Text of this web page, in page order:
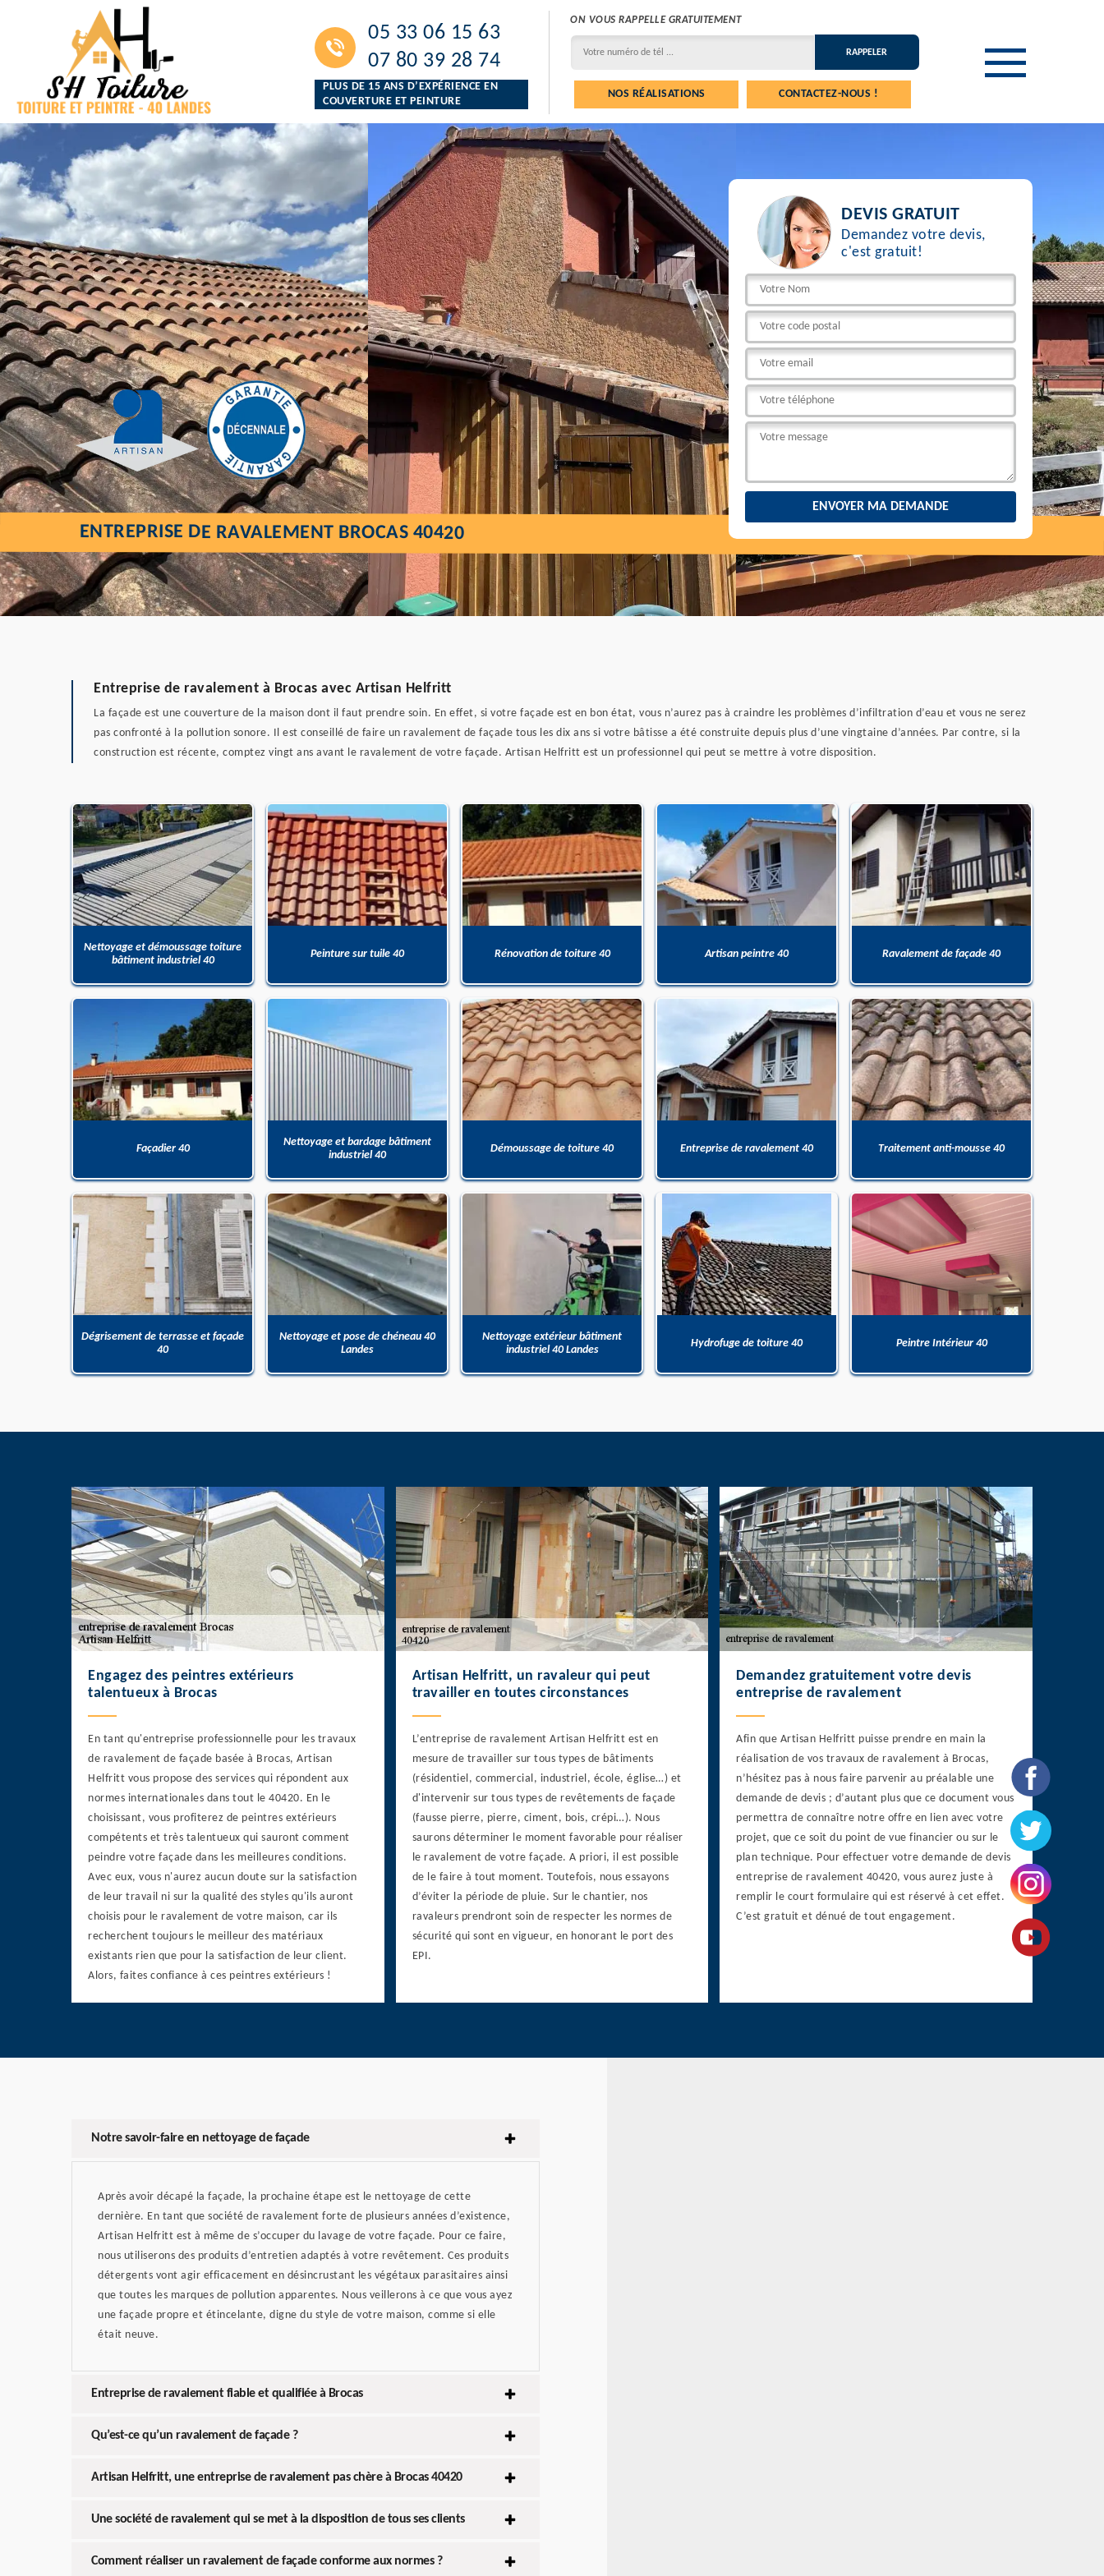
05 33 06 15 63
07 80 39 28 74
PLUS DE 15 ANS D’EXPÉRIENCE EN
COUVERTURE ET PEINTURE
ON VOUS RAPPELLE GRATUITEMENT
NOS RÉALISATIONS CONTACTEZ-NOUS !
DEVIS GRATUIT
Demandez votre devis,
c'est gratuit!
ENTREPRISE DE RAVALEMENT BROCAS 40420
Entreprise de ravalement à Brocas avec Artisan Helfritt
La façade est une couverture de la maison dont il faut prendre soin. En effet, si votre façade est en bon état, vous n’aurez pas à craindre les problèmes d’infiltration d’eau et vous ne serez
pas confronté à la pollution sonore. Il est conseillé de faire un ravalement de façade tous les dix ans si votre bâtisse a été construite depuis plus d’une vingtaine d’années. Par contre, si la
construction est récente, comptez vingt ans avant le ravalement de votre façade. Artisan Helfritt est un professionnel qui peut se mettre à votre disposition.
Nettoyage et démoussage toiture
bâtiment industriel 40
Peinture sur tuile 40 Rénovation de toiture 40 Artisan peintre 40 Ravalement de façade 40
Façadier 40
Nettoyage et bardage bâtiment
industriel 40
Démoussage de toiture 40 Entreprise de ravalement 40 Traitement anti-mousse 40
Dégrisement de terrasse et façade
40
Nettoyage et pose de chéneau 40
Landes
Nettoyage extérieur bâtiment
industriel 40 Landes
Hydrofuge de toiture 40 Peintre Intérieur 40
Engagez des peintres extérieurs
talentueux à Brocas
En tant qu'entreprise professionnelle pour les travaux
de ravalement de façade basée à Brocas, Artisan
Helfritt vous propose des services qui répondent aux
normes internationales dans tout le 40420. En le
choisissant, vous profiterez de peintres extérieurs
compétents et très talentueux qui sauront comment
peindre votre façade dans les meilleures conditions.
Avec eux, vous n'aurez aucun doute sur la satisfaction
de leur travail ni sur la qualité des styles qu'ils auront
choisis pour le ravalement de votre maison, car ils
recherchent toujours le meilleur des matériaux
existants rien que pour la satisfaction de leur client.
Alors, faites confiance à ces peintres extérieurs !
Artisan Helfritt, un ravaleur qui peut
travailler en toutes circonstances
L’entreprise de ravalement Artisan Helfritt est en
mesure de travailler sur tous types de bâtiments
(résidentiel, commercial, industriel, école, église…) et
d'intervenir sur tous types de revêtements de façade
(fausse pierre, pierre, ciment, bois, crépi…). Nous
saurons déterminer le moment favorable pour réaliser
le ravalement de votre façade. A priori, il est possible
de le faire à tout moment. Toutefois, nous essayons
d’éviter la période de pluie. Sur le chantier, nos
ravaleurs prendront soin de respecter les normes de
sécurité qui sont en vigueur, en honorant le port des
EPI.
Demandez gratuitement votre devis
entreprise de ravalement
Afin que Artisan Helfritt puisse prendre en main la
réalisation de vos travaux de ravalement à Brocas,
n’hésitez pas à nous faire parvenir au préalable une
demande de devis ; d’autant plus que ce document vous
permettra de connaître notre offre en lien avec votre
projet, que ce soit du point de vue financier ou sur le
plan technique. Pour effectuer votre demande de devis
entreprise de ravalement 40420, vous aurez juste à
remplir le court formulaire qui est réservé à cet effet.
C’est gratuit et dénué de tout engagement.
Notre savoir-faire en nettoyage de façade
Après avoir décapé la façade, la prochaine étape est le nettoyage de cette
dernière. En tant que société de ravalement forte de plusieurs années d’existence,
Artisan Helfritt est à même de s’occuper du lavage de votre façade. Pour ce faire,
nous utiliserons des produits d’entretien adaptés à votre revêtement. Ces produits
détergents vont agir efficacement en désincrustant les végétaux parasitaires ainsi
que toutes les marques de pollution apparentes. Nous veillerons à ce que vous ayez
une façade propre et étincelante, digne du style de votre maison, comme si elle
était neuve.
Entreprise de ravalement fiable et qualifiée à Brocas
Qu’est-ce qu’un ravalement de façade ?
Artisan Helfritt, une entreprise de ravalement pas chère à Brocas 40420
Une société de ravalement qui se met à la disposition de tous ses clients
Comment réaliser un ravalement de façade conforme aux normes ?